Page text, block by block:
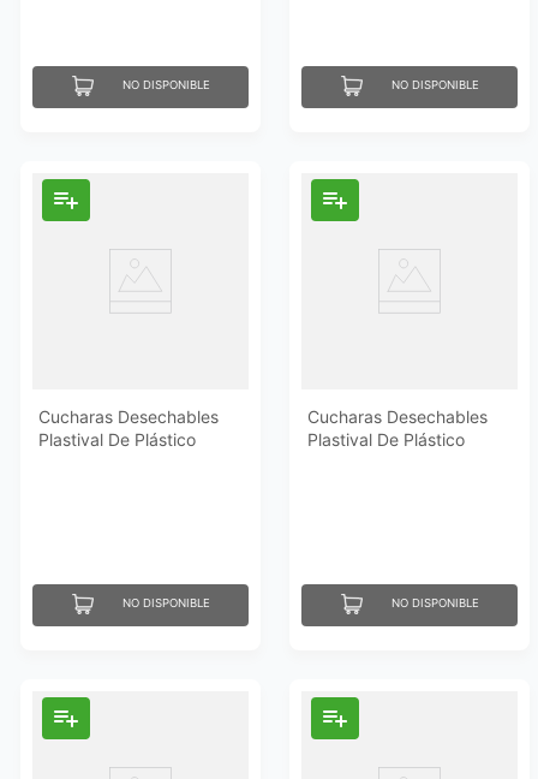
NO DISPONIBLE NO DISPONIBLE
Cucharas Desechables
Plastival De Plástico
NO DISPONIBLE
Cucharas Desechables
Plastival De Plástico
NO DISPONIBLE